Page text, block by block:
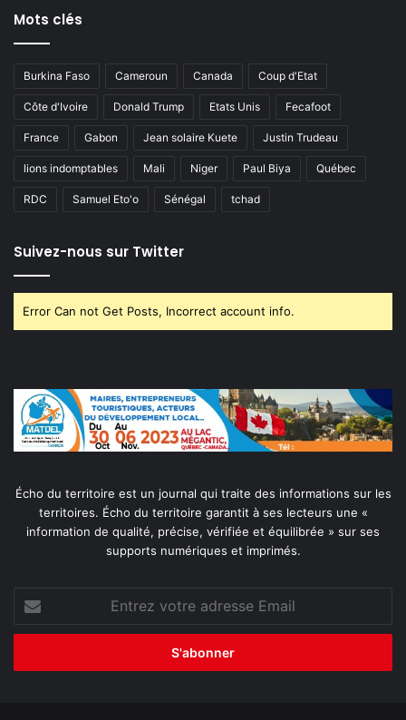
Mots clés
Burkina Faso Cameroun Canada Coup d'Etat
Côte d'Ivoire Donald Trump Etats Unis Fecafoot
France Gabon Jean solaire Kuete Justin Trudeau
lions indomptables Mali Niger Paul Biya Québec
RDC Samuel Eto'o Sénégal tchad
Suivez-nous sur Twitter
Error Can not Get Posts, Incorrect account info.
Écho du territoire est un journal qui traite des informations sur les
territoires. Écho du territoire garantit à ses lecteurs une «
information de qualité, précise, vérifiée et équilibrée » sur ses
supports numériques et imprimés.
votre
adresse